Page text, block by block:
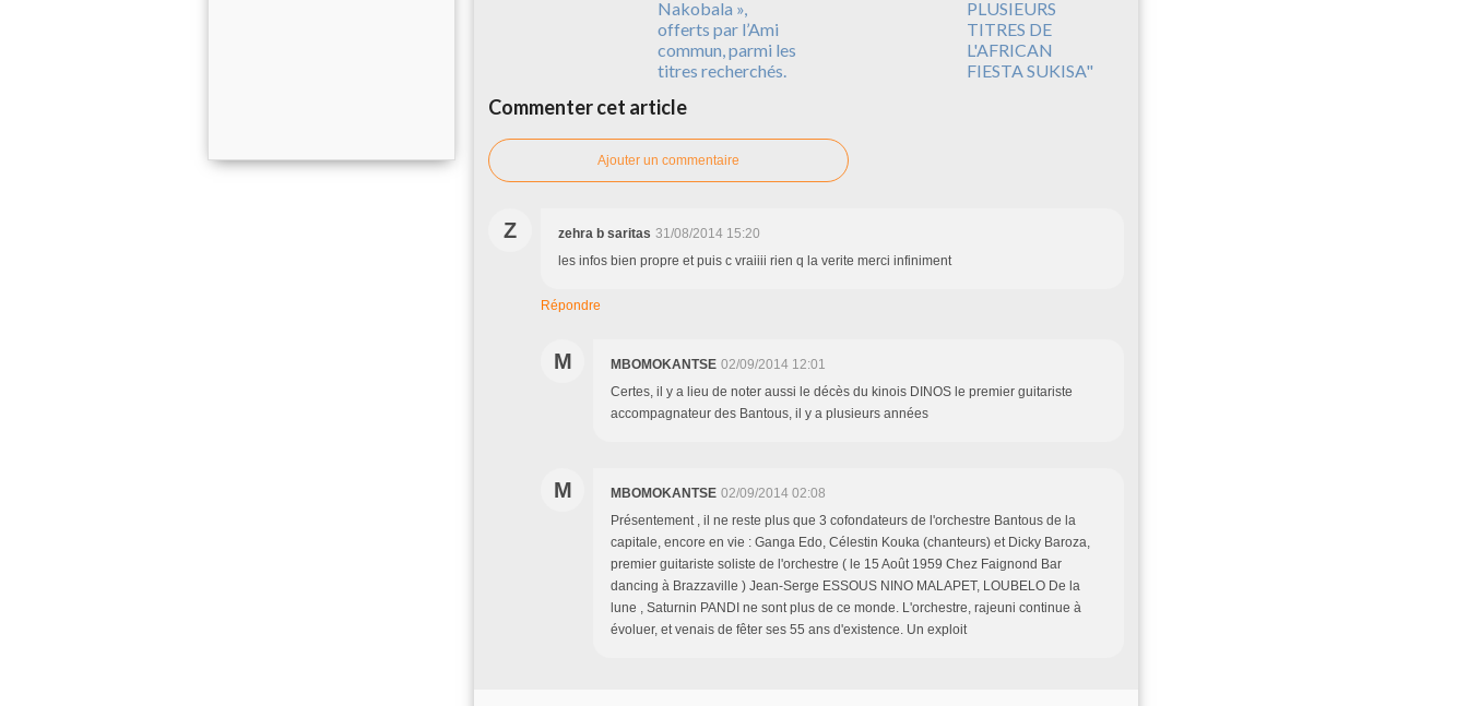
Nakobala »,
offerts par l’Ami
commun, parmi les
titres recherchés.
PLUSIEURS
TITRES DE
L'AFRICAN
FIESTA SUKISA"
Commenter cet article
Ajouter un commentaire
Z zehra b saritas 31/08/2014 15:20
les infos bien propre et puis c vraiiii rien q la verite merci infiniment
Répondre
M MBOMOKANTSE 02/09/2014 12:01
Certes, il y a lieu de noter aussi le décès du kinois DINOS le premier guitariste
accompagnateur des Bantous, il y a plusieurs années
M MBOMOKANTSE 02/09/2014 02:08
Présentement , il ne reste plus que 3 cofondateurs de l'orchestre Bantous de la
capitale, encore en vie : Ganga Edo, Célestin Kouka (chanteurs) et Dicky Baroza,
premier guitariste soliste de l'orchestre ( le 15 Août 1959 Chez Faignond Bar
dancing à Brazzaville ) Jean-Serge ESSOUS NINO MALAPET, LOUBELO De la
lune , Saturnin PANDI ne sont plus de ce monde. L'orchestre, rajeuni continue à
évoluer, et venais de fêter ses 55 ans d'existence. Un exploit